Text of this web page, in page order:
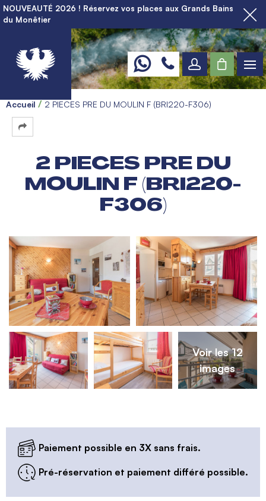
NOUVEAUTÉ 2026 ! Réservez vos places aux Grands Bains
du Monêtier
Accueil 2 PIECES PRE DU MOULIN F (BRI220-F306)
2 PIECES PRE DU
MOULIN F (BRI220-
F306)
Voir les 12
images
Paiement possible en 3X sans frais.
Pré-réservation et paiement différé possible.